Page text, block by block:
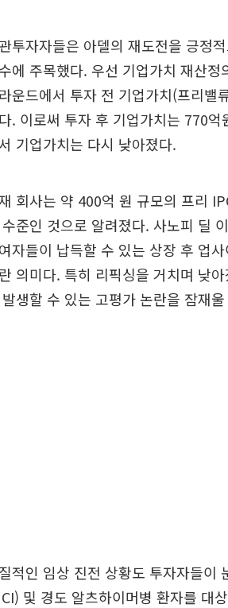
투자자들은 아델의 재도전을 긍정
에 주목했다. 우선 기업가치 재산
운드에서 투자 전 기업가치(프리밸
. 이로써 투자 후 기업가치는 770
기업가치는 다시 낮아졌다.
회사는 약 400억 원 규모의 프리
준인 것으로 알려졌다. 사노피 딜
자들이 납득할 수 있는 상장 후 업
의미다. 특히 리픽싱을 거치며 낮
생할 수 있는 고평가 논란을 잠재
적인 임상 진전 상황도 투자자들이
및 경도 알츠하이머병 환자를 대